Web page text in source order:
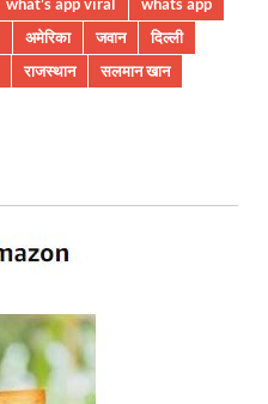
अमेरिका जवान
दिल्ली
राजस्थान सलमान खान